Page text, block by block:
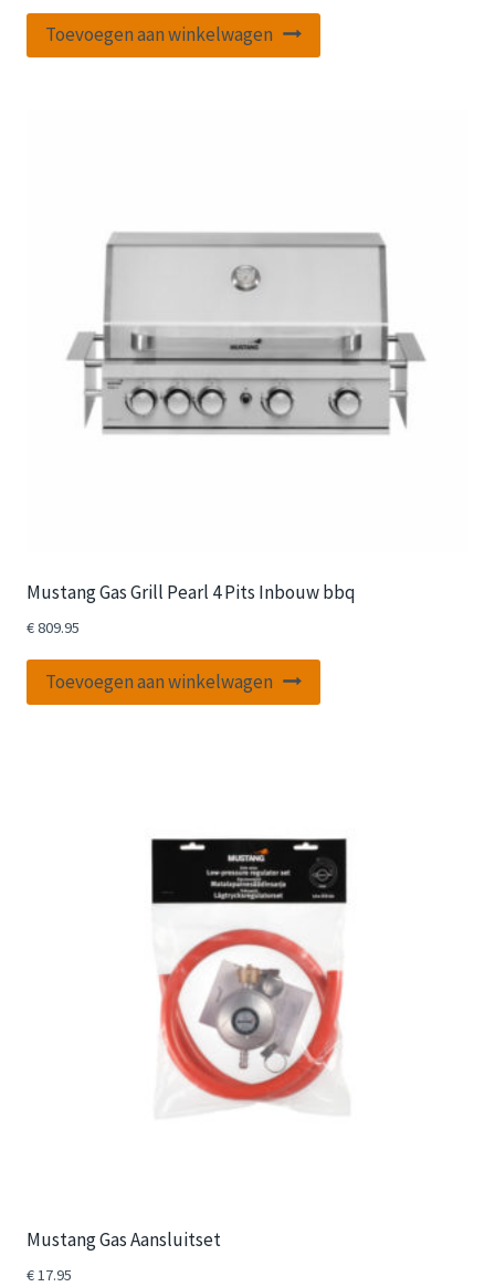
Toevoegen aan winkelwagen
Mustang Gas Grill Pearl 4 Pits Inbouw bbq
€809.95
Toevoegen aan winkelwagen
Mustang Gas Aansluitset
€17.95